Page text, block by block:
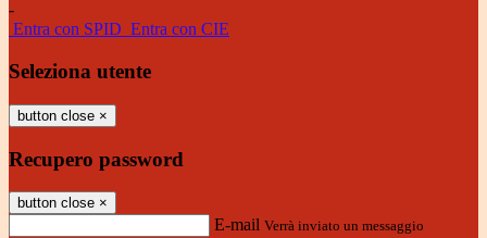
-
Entra con SPID Entra con CIE
Seleziona utente
button close ×
Recupero password
button close ×
E-mail Verrà inviato un messaggio